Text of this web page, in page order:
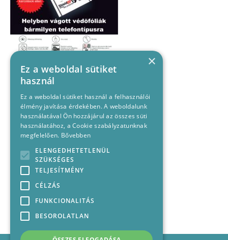
×
Ez a weboldal sütiket
használ
Ez a weboldal sütiket használ a felhasználói
élmény javítása érdekében. A weboldalunk
használatával Ön hozzájárul az összes süti
használatához, a Cookie szabályzatunknak
megfelelően. Bővebben
ELENGEDHETETLENÜL
SZÜKSÉGES
TELJESÍTMÉNY
CÉLZÁS
FUNKCIONALITÁS
BESOROLATLAN